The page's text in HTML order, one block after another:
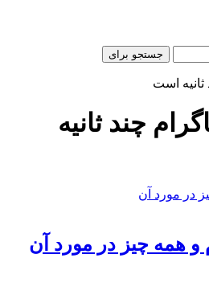
جستجو برای
ثانیه است
چند ثانیه
در مورد آن
و همه چیز در مورد آن